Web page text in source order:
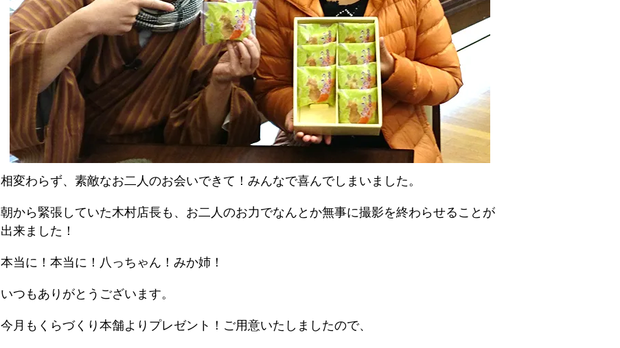
相変わらず、素敵なお二人のお会いできて！ みんなで喜んでしまいました。
朝から緊張していた木村店長も、お二人のお力でなんとか無事に撮影を終わらせることが
出来ました！
本当に！本当に！八っちゃん！みか姉！
いつもありがとうございます。
今月もくらづくり本舗よりプレゼント！ご用意いたしましたので、